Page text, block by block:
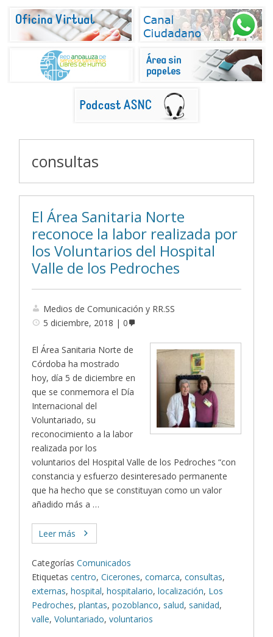
consultas
El Área Sanitaria Norte
reconoce la labor realizada por
los Voluntarios del Hospital
Valle de los Pedroches
Medios de Comunicación y RR.SS
5 diciembre, 2018
0
El Área Sanitaria Norte de
Córdoba ha mostrado
hoy, día 5 de diciembre en
que se conmemora el Día
Internacional del
Voluntariado, su
reconocimiento a la labor
realizada por los
voluntarios del Hospital Valle de los Pedroches “con
constancia y esfuerzo desinteresado permanente
que ha hecho que se constituyan como un valor
añadido más a …
Leer más
Categorías Comunicados
Etiquetas centro,Cicerones,comarca,consultas,
externas,hospital,hospitalario,localización, Los
Pedroches,plantas,pozoblanco, salud, sanidad,
valle,Voluntariado,voluntarios